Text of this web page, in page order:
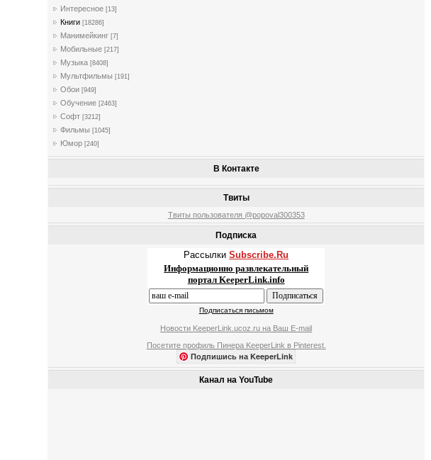
Интересное [13]
Книги [18286]
Манимейкинг [7]
Мобильные [217]
Музыка [8408]
Мультфильмы [191]
Обои [949]
Обучение [2463]
Софт [3212]
Фильмы [1045]
Юмор [240]
В Контакте
Твиты
Твиты пользователя @popoval300353
Подписка
РассылкиSubscribe.Ru
Информационно развлекательный
портал KeeperLink.info
Подписаться письмом
Новости KeeperLink.ucoz.ru на Ваш E-mail
Посетите профиль Пинера KeeperLink в Pinterest.
Подпишись на KeeperLink
Канал на YouTube